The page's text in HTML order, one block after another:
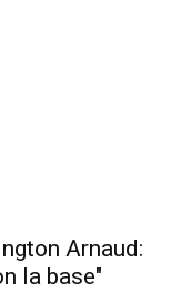
Arnaud:
la base"